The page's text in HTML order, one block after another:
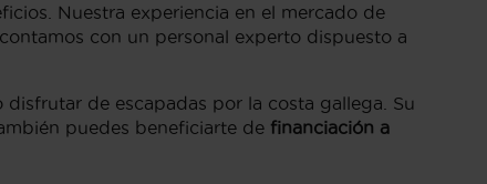
Nuestra experiencia en el mercado de
con un personal experto dispuesto a
de escapadas por la costa gallega. Su
puedes beneficiarte de financiación a